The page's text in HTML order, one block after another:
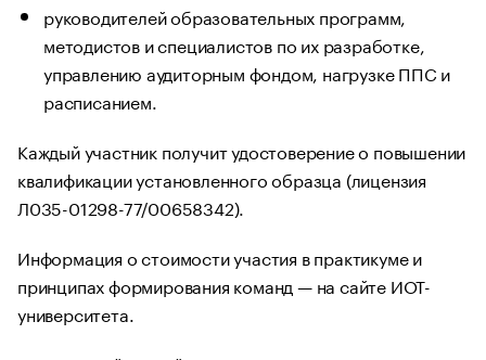
руководителей образовательных программ,
методистов и специалистов по их разработке,
управлению аудиторным фондом, нагрузке ППС и
расписанием.
Каждый участник получит удостоверение о повышении
квалификации установленного образца (лицензия
Л035-01298-77/00658342).
Информация о стоимости участия в практикуме и
принципах формирования команд — на сайте ИОТ-
университета.